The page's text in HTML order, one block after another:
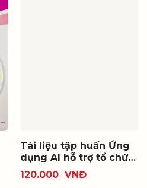
Tài liệu tập huấn Ứng
dụng AI hỗ trợ tổ chức
hoạt động giáo dục
trong nhà trường mầm
120.000 VNĐ